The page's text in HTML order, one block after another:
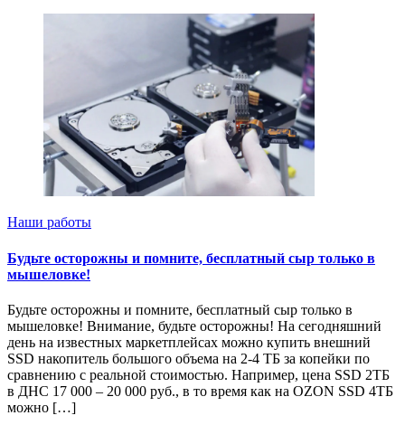
Наши работы
Будьте осторожны и помните, бесплатный сыр только в
мышеловке!
Будьте осторожны и помните, бесплатный сыр только в
мышеловке! Внимание, будьте осторожны! На сегодняшний
день на известных маркетплейсах можно купить внешний
SSD накопитель большого объема на 2-4 ТБ за копейки по
сравнению с реальной стоимостью. Например, цена SSD 2ТБ
в ДНС 17 000 – 20 000 руб., в то время как на OZON SSD 4ТБ
можно […]